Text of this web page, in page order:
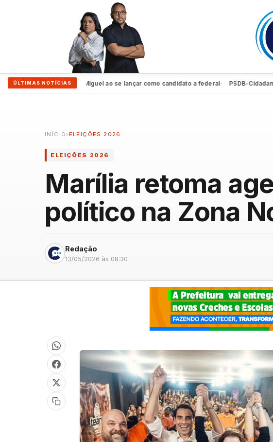
ÚLTIMAS NOTÍCIAS
vivos”, assegura Miguel ao se lançar como candidato a federal● PSDB-Cidadania
INÍCIO ›ELEIÇÕES 2026
ELEIÇÕES 2026
Marília retoma
político na Zona
Redação
13/05/2026 às 08:30